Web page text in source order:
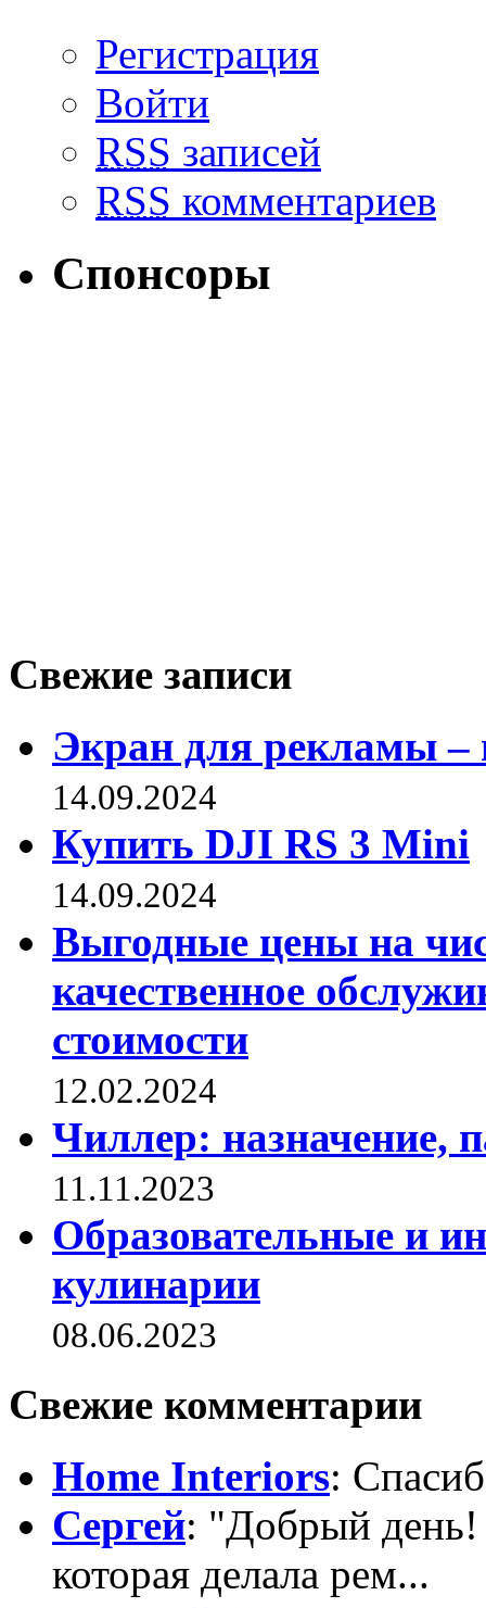
Регистрация
Войти
RSS записей
RSS комментариев
Спонсоры
Свежие записи
Экран для рекламы –
14.09.2024
Купить DJI RS 3 Mini
14.09.2024
Выгодные цены на
качественное
стоимости
12.02.2024
Чиллер: назначение,
11.11.2023
Образовательные и
кулинарии
08.06.2023
Свежие комментарии
Home Interiors:
Сергей: "Добрый день!
которая делала рем...